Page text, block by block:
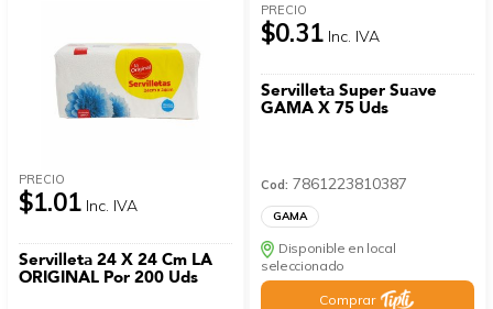
PRECIO
$1.01 Inc. IVA
Servilleta 24 X 24 Cm LA
ORIGINAL Por 200 Uds
PRECIO
$0.31 Inc. IVA
Servilleta Super Suave
GAMA X 75 Uds
Cod: 7861223810387
GAMA
Disponible en local
seleccionado
Comprar